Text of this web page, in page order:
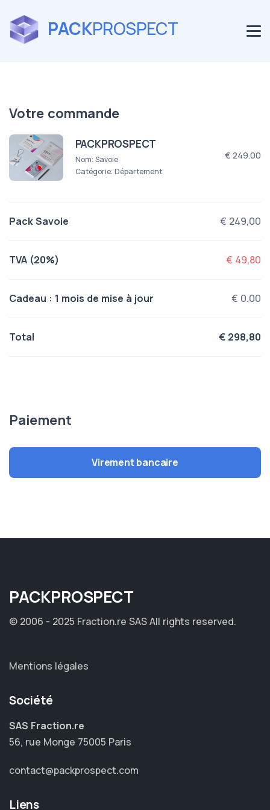
PACKPROSPECT
Votre commande
PACKPROSPECT
Nom: Savoie
Catégorie: Département
€ 249.00
Pack Savoie € 249,00
TVA (20%) € 49,80
Cadeau : 1 mois de mise à jour € 0.00
Total € 298,80
Paiement
Virement bancaire
PACKPROSPECT
© 2006 - 2025 Fraction.re SASAll rights reserved.
Mentions légales
Société
SAS Fraction.re
56, rue Monge 75005 Paris
contact@packprospect.com
Liens